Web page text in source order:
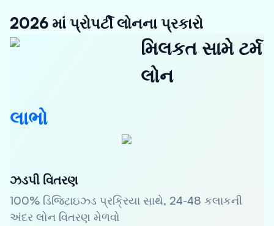
2026 માં પ્રોપર્ટી લોનના પ્રકારો
મિલકત સામે ટર્મ
લોન
લાભો
ઝડપી વિતરણ
100% ડિજિટાઇઝ્ડ પ્રક્રિયા સાથે, 24-48 કલાકની
અંદર લોન વિતરણ મેળવો